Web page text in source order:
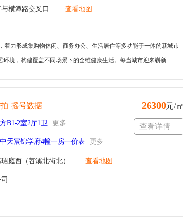
横潭路交叉口 查看地图
力形成集购物休闲、商务办公、生活居住等多功能于一体的新城市
境，构建覆盖不同场景下的全维健康生活。每当城市迎来崭新...
摇号数据
B1-2室2厅1卫 更多
中天宸锦学府4幢一房一价表 更多
庭西（苕溪北街北） 查看地图
26300元/㎡
查看详情